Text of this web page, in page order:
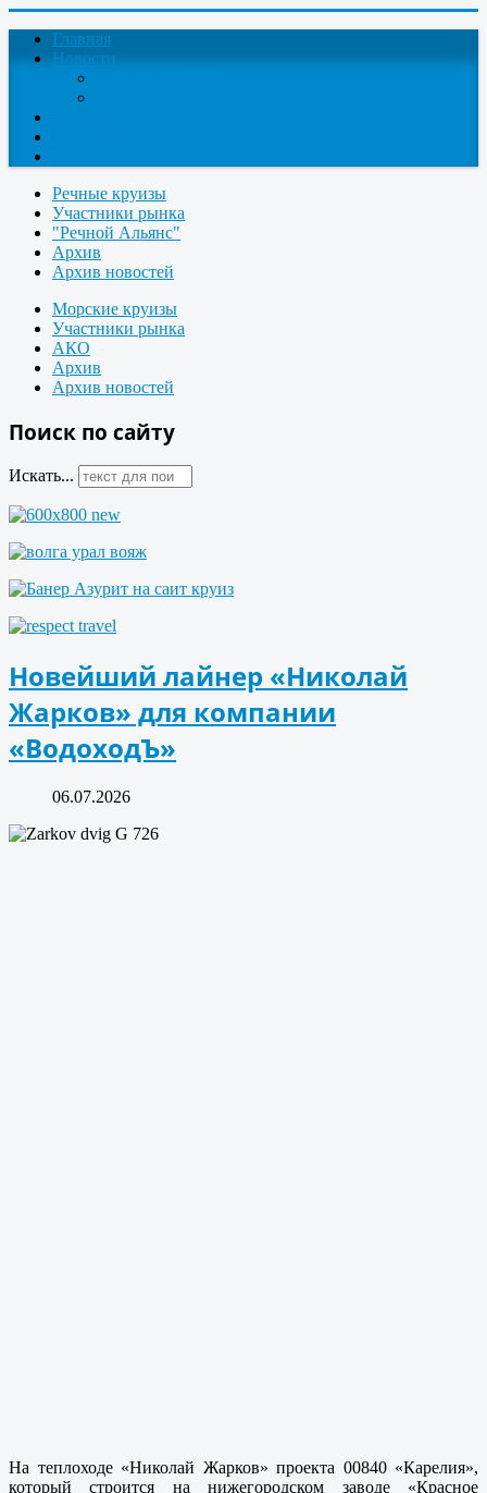
Главная
Новости
Речные круизы
Участники рынка
"Речной Альянс"
Архив
Архив новостей
Морские круизы
Участники рынка
АКО
Архив
Архив новостей
Поиск по сайту
Искать...
Новейший лайнер «Николай
Жарков» для компании
«ВодоходЪ»
06.07.2026
На теплоходе «Николай Жарков» проекта 00840 «Карелия»,
который строится на нижегородском заводе «Красное